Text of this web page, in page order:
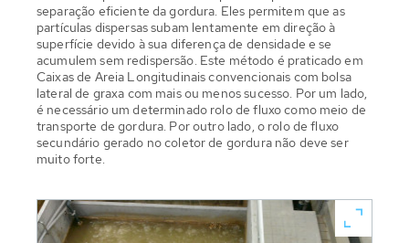
separação eficiente da gordura. Eles permitem que as
partículas dispersas subam lentamente em direção à
superfície devido à sua diferença de densidade e se
acumulem sem redispersão. Este método é praticado em
Caixas de Areia Longitudinais convencionais com bolsa
lateral de graxa com mais ou menos sucesso. Por um lado,
é necessário um determinado rolo de fluxo como meio de
transporte de gordura. Por outro lado, o rolo de fluxo
secundário gerado no coletor de gordura não deve ser
muito forte.